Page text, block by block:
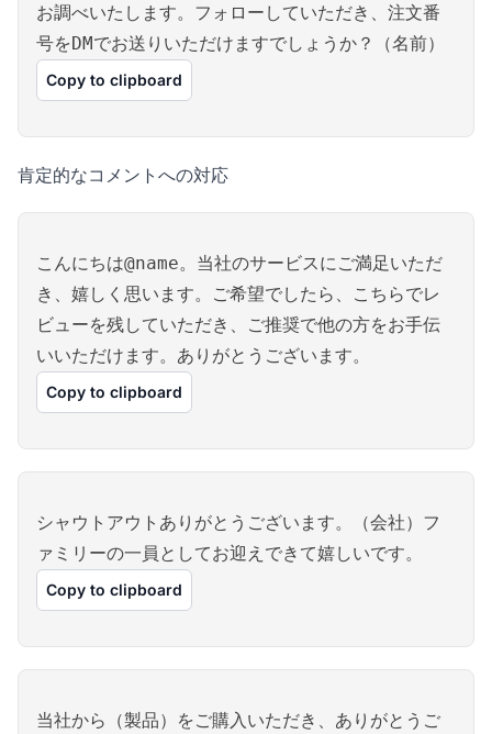
お調べいたします。フォローしていただき、注文番
号をDMでお送りいただけますでしょうか？（名前）
Copy to clipboard
肯定的なコメントへの対応
こんにちは@name。当社のサービスにご満足いただ
き、嬉しく思います。ご希望でしたら、こちらでレ
ビューを残していただき、ご推奨で他の方をお手伝
いいただけます。ありがとうございます。
Copy to clipboard
シャウトアウトありがとうございます。（会社）フ
ァミリーの一員としてお迎えできて嬉しいです。
Copy to clipboard
当社から（製品）をご購入いただき、ありがとうご